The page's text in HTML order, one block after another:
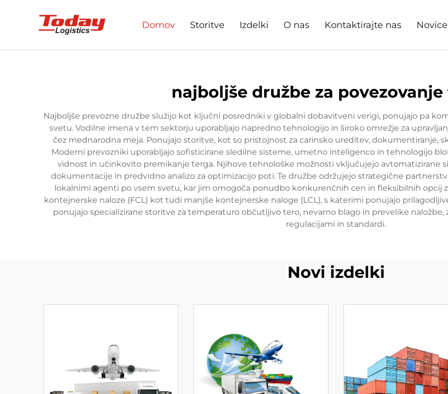
Domov Storitve Izdelki O nas Kontaktirajte nas Novice
najboljše družbe za povezovanje
Najboljše prevozne družbe služijo kot ključni posredniki v globalni dobavitveni verigi, ponujajo pa
svetu. Vodilne imena v tem sektorju uporabljajo napredno tehnologijo in široko omrežje za
čez mednarodna meja. Ponujajo storitve, kot so pristojnost za carinsko ureditev, dokumentiranje,
Moderni prevozniki uporabljajo sofisticirane sledilne sisteme, umetno inteligenco in tehnologijo
vidnost in učinkovito premikanje terga. Njihove tehnološke možnosti vključujejo avtomatizirane
dokumentacije in predvidno analizo za optimizacijo poti. Te družbe održujejo strategične
lokalnimi agenti po vsem svetu, kar jim omogoča ponudbo konkurenčnih cen in fleksibilnih opcij
kontejnerske naloze (FCL) kot tudi manjše kontejnerske naloge (LCL), s katerimi ponujajo
ponujajo specializirane storitve za temperaturo občutljivo tero, nevarno blago in prevelike
regulacijami in standardi.
Novi izdelki